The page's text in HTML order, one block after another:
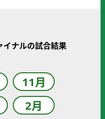
イナルの試合結果
11月
2月